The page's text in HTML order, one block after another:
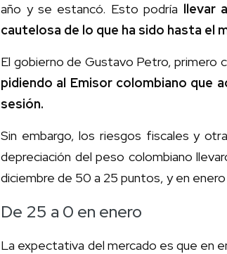
año y se estancó. Esto podría llevar
cautelosa de lo que ha sido hasta el
El gobierno de Gustavo Petro, primero
pidiendo al Emisor colombiano que
sesión.
Sin embargo, los riesgos fiscales y
depreciación del peso colombiano
diciembre de 50 a 25 puntos, y en
De 25 a 0 en enero
La expectativa del mercado es que en